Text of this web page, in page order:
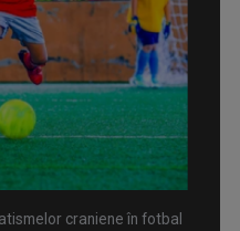
istorică la Europene. În